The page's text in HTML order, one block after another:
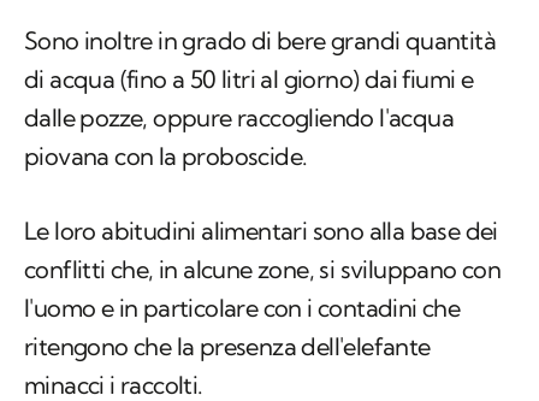
Sono inoltre in grado di bere grandi quantità
di acqua (fino a 50 litri al giorno) dai fiumi e
dalle pozze, oppure raccogliendo l'acqua
piovana con la proboscide.
Le loro abitudini alimentari sono alla base dei
conflitti che, in alcune zone, si sviluppano con
l'uomo e in particolare con i contadini che
ritengono che la presenza dell'elefante
minacci i raccolti.